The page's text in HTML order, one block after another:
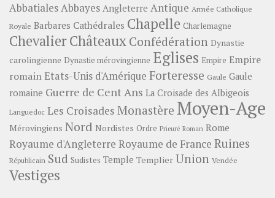
AbbatialesAbbayes Angleterre Antique Armée Catholique
Royale Barbares Cathédrales Chapelle Charlemagne
ChevalierChâteauxConfédération Dynastie
carolingienne Dynastie mérovingienne Eglises Empire Empire
romainEtats-Unis d'Amérique Forteresse Gaule Gaule
romaine Guerre de Cent Ans La Croisade des Albigeois
Languedoc Les Croisades Monastère Moyen-Age
Mérovingiens Nord Nordistes Ordre Prieuré Roman Rome
Royaume d'Angleterre Royaume de France Ruines
Républicain Sud Sudistes Temple Templier Union Vendée
Vestiges